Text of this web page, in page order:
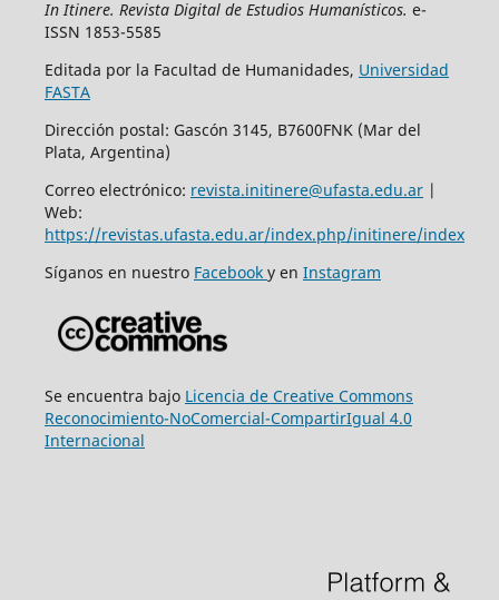
In Itinere. Revista Digital de Estudios Humanísticos. e-
ISSN 1853-5585
Editada por la Facultad de Humanidades, Universidad
FASTA
Dirección postal: Gascón 3145, B7600FNK (Mar del
Plata, Argentina)
Correo electrónico: revista.initinere@ufasta.edu.ar|
Web:
https://revistas.ufasta.edu.ar/index.php/initinere/index
Síganos en nuestro Facebook y en Instagram
Se encuentra bajo Licencia de Creative Commons
Reconocimiento-NoComercial-CompartirIgual 4.0
Internacional